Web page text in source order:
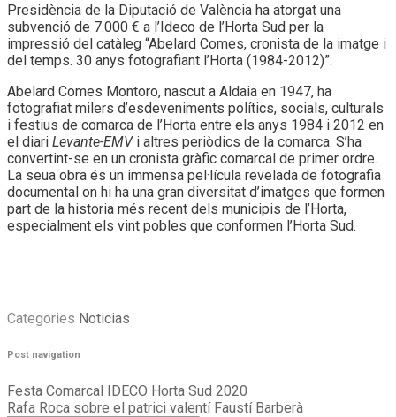
Presidència de la Diputació de València ha atorgat una
subvenció de 7.000 € a l’Ideco de l’Horta Sud per la
impressió del catàleg “Abelard Comes, cronista de la imatge i
del temps. 30 anys fotografiant l’Horta (1984-2012)”.
Abelard Comes Montoro, nascut a Aldaia en 1947, ha
fotografiat milers d’esdeveniments polítics, socials, culturals
i festius de comarca de l’Horta entre els anys 1984 i 2012 en
el diari Levante-EMVi altres periòdics de la comarca. S’ha
convertint-se en un cronista gràfic comarcal de primer ordre.
La seua obra és un immensa pel·lícula revelada de fotografia
documental on hi ha una gran diversitat d’imatges que formen
part de la historia més recent dels municipis de l’Horta,
especialment els vint pobles que conformen l’Horta Sud.
Categories Noticias
Post navigation
Festa Comarcal IDECO Horta Sud 2020
Rafa Roca sobre el patrici valentí Faustí Barberà